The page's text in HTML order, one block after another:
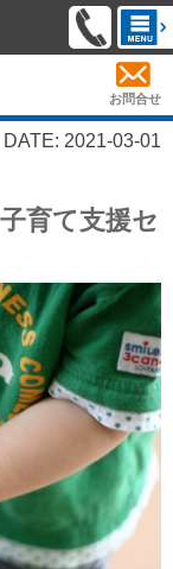
お問合せ
DATE: 2021-03-01
育て支援セ